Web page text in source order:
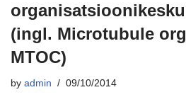
(ingl. Microtubule
MTOC)
by admin 09/10/2014